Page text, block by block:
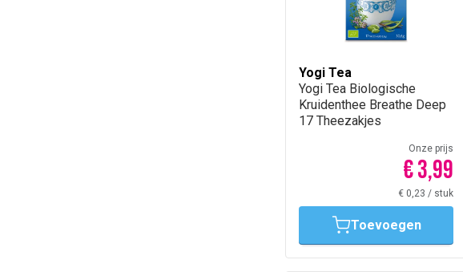
Yogi Tea
Yogi Tea Biologische
Kruidenthee Breathe Deep
17 Theezakjes
Onze prijs
€ 3,99
€ 0,23 / stuk
Toevoegen